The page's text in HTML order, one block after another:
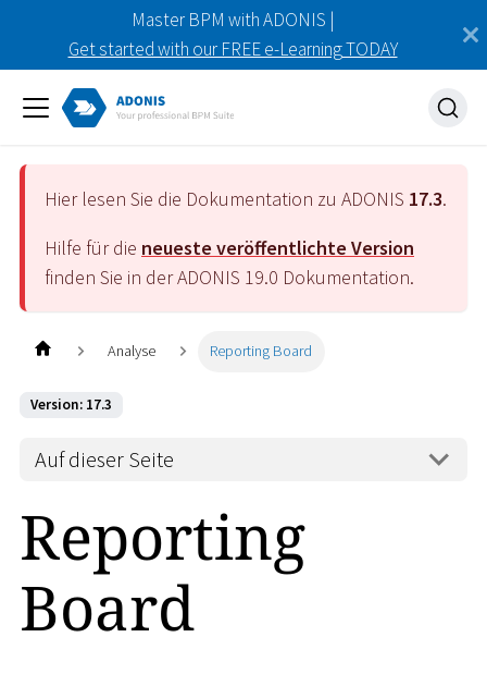
Master BPM with ADONIS |
Get started with our FREE e-Learning TODAY
Hier lesen Sie die Dokumentation zu ADONIS 17.3.
Hilfe für die neueste veröffentlichte Version
finden Sie in der ADONIS 19.0 Dokumentation.
Analyse Reporting Board
Version: 17.3
Auf dieser Seite
Reporting
Board